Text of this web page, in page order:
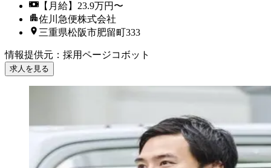
【月給】23.9万円〜
佐川急便株式会社
三重県松阪市肥留町333
情報提供元 ： 採用ページコボット
求人を見る